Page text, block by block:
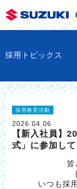
採用トピックス
採用教育活動
2026.04.06
【新入社員】
式」に参加して
皆
いつも採